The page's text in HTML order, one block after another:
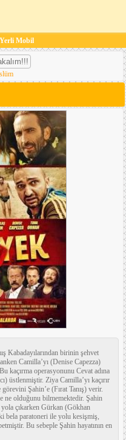
Mobil
Kabadayılarından birinin şehvet
Camilla’yı (Denise Capezza)
kaçırma operasyonunu Cevat adına
üstlenmiştir. Ziya Camilla’yı kaçırır
Şahin’e (Fırat Tanış) verir.
ne olduğunu bilmemektedir. Şahin
çıkarken Gürkan (Gökhan
bela paratoneri ile yolu kesişmiş,
Bu sebeple Şahin hayatının en